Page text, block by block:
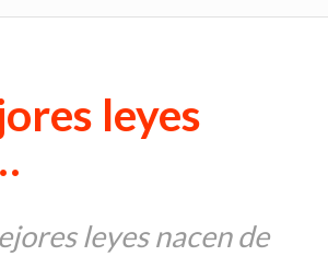
leyes
leyes nacen de